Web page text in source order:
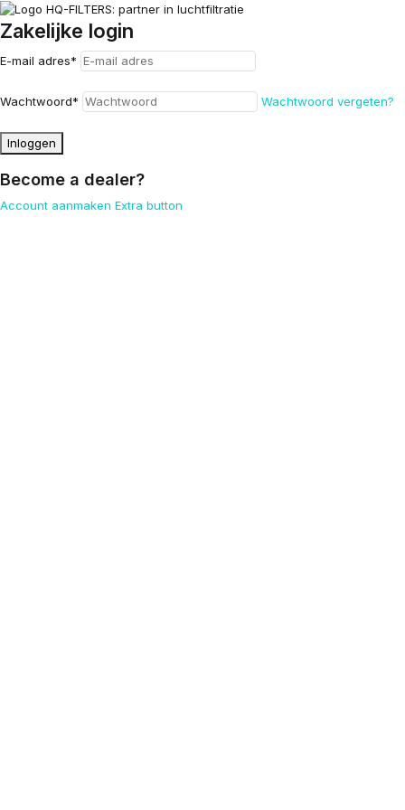
Zakelijke login
E-mail adres*
Wachtwoord* Wachtwoord vergeten?
Inloggen
Become a dealer?
Account aanmaken Extra button